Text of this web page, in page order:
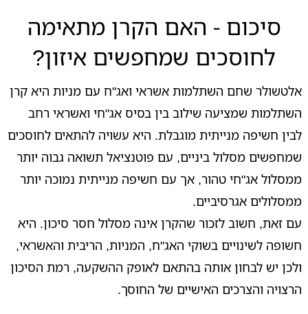
סיכום - האם הקרן מתאימה
לחוסכים שמחפשים איזון?
אלטשולר שחם השתלמות אשראי ואג"ח עם מניות היא קרן
השתלמות שמציעה שילוב בין בסיס אג"חי ואשראי רחב
לבין חשיפה מנייתית מוגבלת. היא עשויה להתאים לחוסכים
שמחפשים מסלול ביניים, עם פוטנציאל תשואה גבוה יותר
ממסלול אג"חי טהור, אך עם חשיפה מנייתית נמוכה יותר
ממסלולים אגרסיביים.
עם זאת, חשוב לזכור שהקרן אינה מסלול חסר סיכון. היא
חשופה לשינויים בשוקי האג"ח, המניות, הריבית והאשראי,
ולכן יש לבחון אותה בהתאם לאופק ההשקעה, רמת הסיכון
הרצויה והצרכים האישיים של החוסך.